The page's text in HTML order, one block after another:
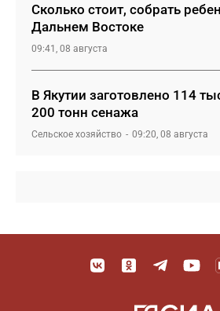
Сколько стоит, собрать
Дальнем Востоке
09:41, 08 августа
В Якутии заготовлено 114
200 тонн сенажа
Сельское хозяйство 09:20, 08 августа